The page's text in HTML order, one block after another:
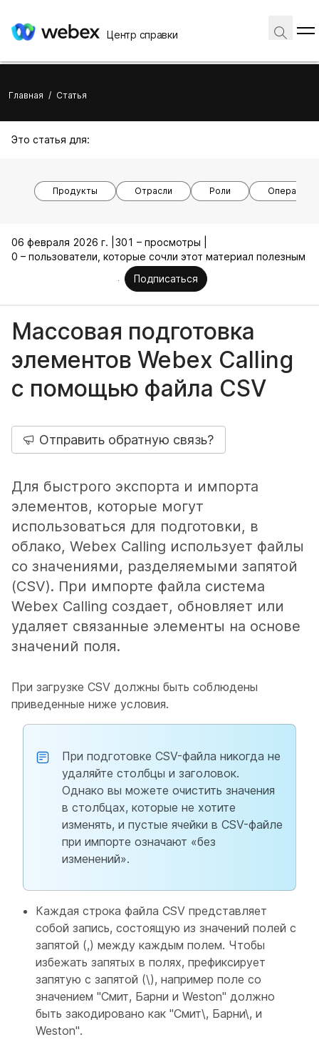
Центр справки
Главная / Статья
Это статья для:
Продукты Отрасли Роли
06 февраля 2026 г. | 301 – просмотры |
0 – пользователи, которые сочли этот материал полезным
Подписаться
Массовая подготовка
элементов Webex Calling
с помощью файла CSV
Отправить обратную связь?
Для быстрого экспорта и импорта
элементов, которые могут
использоваться для подготовки, в
облако, Webex Calling использует файлы
со значениями, разделяемыми запятой
(CSV). При импорте файла система
Webex Calling создает, обновляет или
удаляет связанные элементы на основе
значений поля.
При загрузке CSV должны быть соблюдены
приведенные ниже условия.
При подготовке CSV-файла никогда не
удаляйте столбцы и заголовок.
Однако вы можете очистить значения
в столбцах, которые не хотите
изменять, и пустые ячейки в CSV-файле
при импорте означают «без
изменений».
Каждая строка файла CSV представляет
собой запись, состоящую из значений полей с
запятой (,) между каждым полем. Чтобы
избежать запятых в полях, префиксирует
запятую с запятой (\), например поле со
значением "Смит, Барни и Weston" должно
быть закодировано как "Смит\, Барни\, и
Weston".